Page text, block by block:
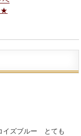
★
ズブルー とても